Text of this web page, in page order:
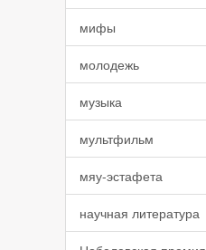
мифы
молодежь
музыка
мультфильм
мяу-эстафета
научная литература